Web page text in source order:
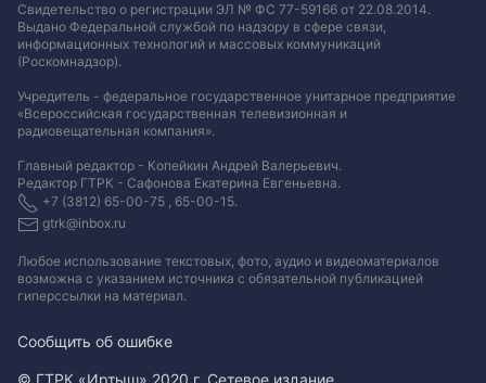
Свидетельство о регистрации ЭЛ № ФС 77-59166 от 22.08.2014.
Выдано Федеральной службой по надзору в сфере связи,
информационных технологий и массовых коммуникаций
(Роскомнадзор).
Учредитель - федеральное государственное унитарное предприятие
«Всероссийская государственная телевизионная и
радиовещательная компания».
Главный редактор - Копейкин Андрей Валерьевич.
Редактор ГТРК - Сафонова Екатерина Евгеньевна.
+7 (3812) 65-00-75 , 65-00-15.
gtrk@inbox.ru
Любое использование текстовых, фото, аудио и видеоматериалов
возможна с указанием источника с обязательной публикацией
гиперссылки на материал.
Сообщить об ошибке